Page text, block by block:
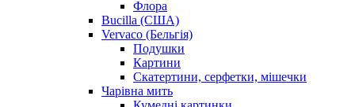
Флора
Bucilla (США)
Vervaco (Бельгія)
Подушки
Картини
Скатертини, серфетки, мішечки
Чарiвна мить